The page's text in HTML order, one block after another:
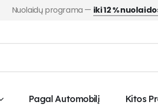
Nuolaidų programa — iki 12 %
Pagal Automobilį Kitos